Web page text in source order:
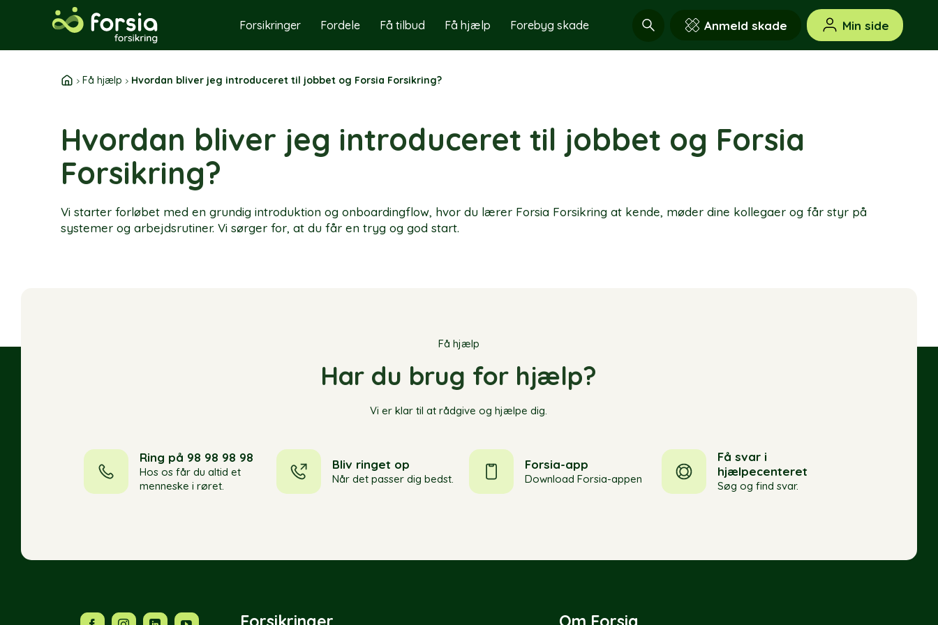
Forsikringer Fordele Få tilbud Få hjælp Forebyg skade Anmeld skade Min side
Få hjælp Hvordan bliver jeg introduceret til jobbet og Forsia Forsikring?
Hvordan bliver jeg introduceret til jobbet og Forsia
Forsikring?
Vi starter forløbet med en grundig introduktion og onboardingflow, hvor du lærer Forsia Forsikring at kende, møder dine kollegaer og får styr på
systemer og arbejdsrutiner. Vi sørger for, at du får en tryg og god start.
Få hjælp
Har du brug for hjælp?
Vi er klar til at rådgive og hjælpe dig.
Ring på 98 98 98 98
Hos os får du altid et
menneske i røret.
Bliv ringet op
Når det passer dig bedst.
Forsia-app
Download Forsia-appen
Få svar i
hjælpecenteret
Søg og find svar.
Forsikringer Om Forsia